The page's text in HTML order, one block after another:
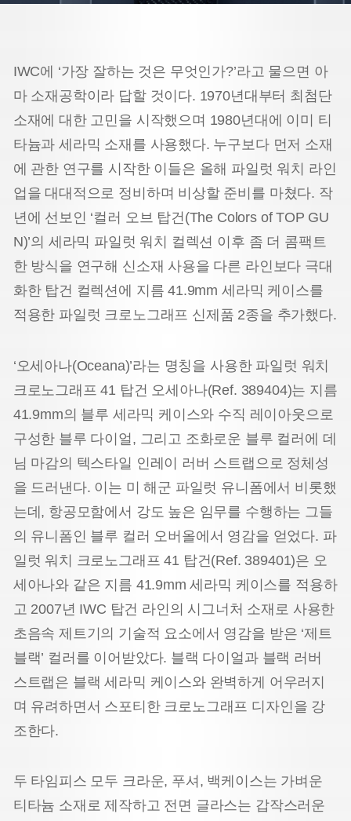
IWC에 ‘가장 잘하는 것은 무엇인가?’라고 물으면 아
마 소재공학이라 답할 것이다. 1970년대부터 최첨단
소재에 대한 고민을 시작했으며 1980년대에 이미 티
타늄과 세라믹 소재를 사용했다. 누구보다 먼저 소재
에 관한 연구를 시작한 이들은 올해 파일럿 워치 라인
업을 대대적으로 정비하며 비상할 준비를 마쳤다. 작
년에 선보인 ‘컬러 오브 탑건(The Colors of TOP GU
N)’의 세라믹 파일럿 워치 컬렉션 이후 좀 더 콤팩트
한 방식을 연구해 신소재 사용을 다른 라인보다 극대
화한 탑건 컬렉션에 지름 41.9mm 세라믹 케이스를
적용한 파일럿 크로노그래프 신제품 2종을 추가했다.
‘오세아나(Oceana)’라는 명칭을 사용한 파일럿 워치
크로노그래프 41 탑건 오세아나(Ref. 389404)는 지름
41.9mm의 블루 세라믹 케이스와 수직 레이아웃으로
구성한 블루 다이얼, 그리고 조화로운 블루 컬러에 데
님 마감의 텍스타일 인레이 러버 스트랩으로 정체성
을 드러낸다. 이는 미 해군 파일럿 유니폼에서 비롯했
는데, 항공모함에서 강도 높은 임무를 수행하는 그들
의 유니폼인 블루 컬러 오버올에서 영감을 얻었다. 파
일럿 워치 크로노그래프 41 탑건(Ref. 389401)은 오
세아나와 같은 지름 41.9mm 세라믹 케이스를 적용하
고 2007년 IWC 탑건 라인의 시그너처 소재로 사용한
초음속 제트기의 기술적 요소에서 영감을 받은 ‘제트
블랙’ 컬러를 이어받았다. 블랙 다이얼과 블랙 러버
스트랩은 블랙 세라믹 케이스와 완벽하게 어우러지
며 유려하면서 스포티한 크로노그래프 디자인을 강
조한다.
두 타임피스 모두 크라운, 푸셔, 백케이스는 가벼운
티타늄 소재로 제작하고 전면 글라스는 갑작스러운